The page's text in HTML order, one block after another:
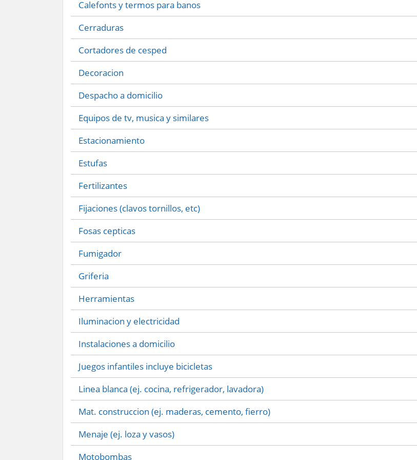
Calefonts y termos para banos
Cerraduras
Cortadores de cesped
Decoracion
Despacho a domicilio
Equipos de tv, musica y similares
Estacionamiento
Estufas
Fertilizantes
Fijaciones (clavos tornillos, etc)
Fosas cepticas
Fumigador
Griferia
Herramientas
Iluminacion y electricidad
Instalaciones a domicilio
Juegos infantiles incluye bicicletas
Linea blanca (ej. cocina, refrigerador, lavadora)
Mat. construccion (ej. maderas, cemento, fierro)
Menaje (ej. loza y vasos)
Motobombas